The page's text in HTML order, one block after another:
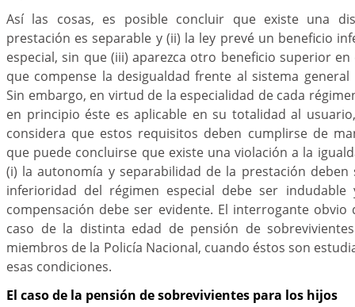
Así las cosas, es posible concluir que existe una
prestación es separable y (ii) la ley prevé un beneficio
especial, sin que (iii) aparezca otro beneficio superior
que compense la desigualdad frente al sistema
Sin embargo, en virtud de la especialidad de cada
en principio éste es aplicable en su totalidad al
considera que estos requisitos deben cumplirse de
que puede concluirse que existe una violación a la
(i) la autonomía y separabilidad de la prestación deben
inferioridad del régimen especial debe ser
compensación debe ser evidente. El interrogante obvio
caso de la distinta edad de pensión de
miembros de la Policía Nacional, cuando éstos son
esas condiciones.
El caso de la pensión de sobrevivientes para los hijos